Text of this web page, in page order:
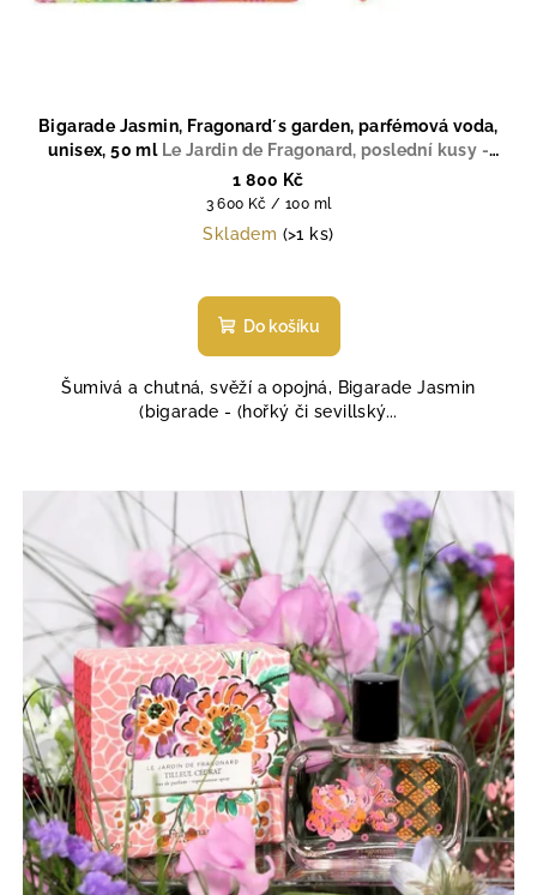
Bigarade Jasmin, Fragonard´s garden, parfémová voda,
unisex, 50 ml Le Jardin de Fragonard, poslední kusy -
výroba ukončena
1 800 Kč
Měrná
cena:
3 600 Kč / 100 ml
Skladem (>1 ks)
hodnocení
produktu
z
5
Do košíku
Šumivá a chutná, svěží a opojná, Bigarade Jasmin
(bigarade - (hořký či sevillský...